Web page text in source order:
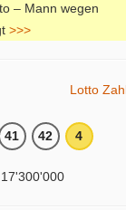
– Mann wegen
>>>
Lotto
41 42 4